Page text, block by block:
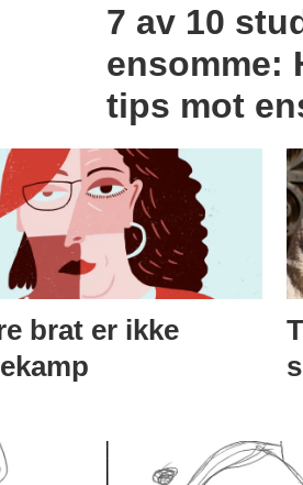
7 av 10
ensomme:
tips mot
brat er ikke